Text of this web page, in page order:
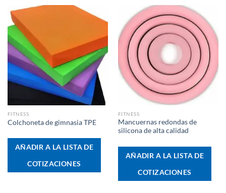
FITNESS
Colchoneta de gimnasia TPE
AÑADIR A LA LISTA DE
COTIZACIONES
FITNESS
Mancuernas redondas de
silicona de alta calidad
AÑADIR A LA LISTA DE
COTIZACIONES